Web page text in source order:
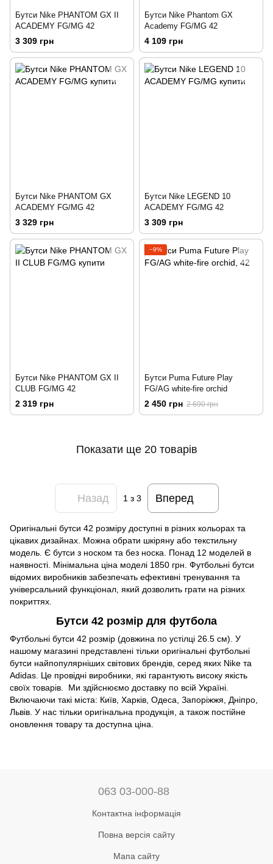
Бутси Nike PHANTOM GX II
ACADEMY FG/MG 42
3 309 грн
Бутси Nike Phantom GX
Academy FG/MG 42
4 109 грн
Бутси Nike PHANTOM GX
ACADEMY FG/MG 42
3 329 грн
Бутси Nike LEGEND 10
ACADEMY FG/MG 42
3 309 грн
Бутси Nike PHANTOM GX II
CLUB FG/MG 42
2 319 грн
−9%
Бутси Puma Future Play
FG/AG white-fire orchid
2 450 грн 2 690 грн
Показати ще 20 товарів
Назад 1з 3 Вперед
Оригінальні бутси 42 розміру доступні в різних кольорах та
цікавих дизайнах. Можна обрати шкіряну або текстильну
модель. Є бутси з носком та без носка. Понад 12 моделей в
наявності. Мінімальна ціна моделі 1850 грн. Футбольні бутси
відомих виробників забезпечать ефективні тренування та
універсальний функціонал, який дозволить грати на різних
покриттях.
Бутси 42 розмір для футбола
Футбольні бутси 42 розмір (довжина по устілці 26.5 см). У
нашому магазині представлені тільки оригінальні футбольні
бутси найпопулярніших світових брендів, серед яких Nike та
Adidas. Це провідні виробники, які гарантують високу якість
своїх товарів. Ми здійснюємо доставку по всій Україні.
Включаючи такі міста: Київ, Харків, Одеса, Запоріжжя, Дніпро,
Львів. У нас тільки оригінальна продукція, а також постійне
оновлення товару та доступна ціна.
063 03-000-88
Контактна інформація
Повна версія сайту
Мапа сайту